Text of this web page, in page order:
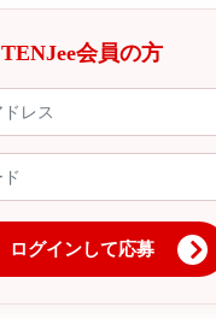
TENJee会員の方
ログインして応募